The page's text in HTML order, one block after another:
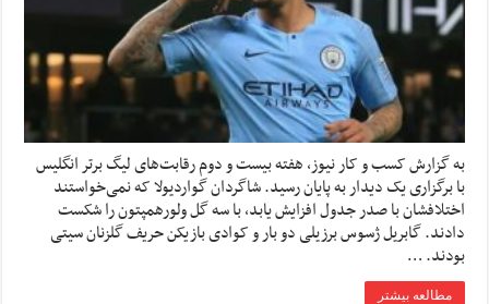
به گزارش کسب و کار نیوز، هفته بیست و دوم رقابت‌های لیگ برتر انگلیس
با برگزاری یک دیدار به پایان رسید. شاگردان گواردیولا که نمی‌خواستند
اختلافشان با صدر جدول افزایش یابد، با سه گل ولورهمپتون را شکست
دادند. گابریل ژسوس برزیلی دو بار و کوادی بازیکن حریف گلزنان سیتی
بودند. …
مطالعه بیشتر